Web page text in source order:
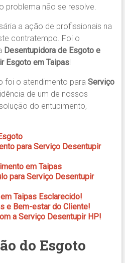
problema não se resolve.
a ação de profissionais na
contratempo. Foi o
Desentupidora de Esgoto e
Esgoto em Taipas!
foi o atendimento para Serviço
de um de nossos
do entupimento,
para Serviço Desentupir
em Taipas
para Serviço Desentupir
Taipas Esclarecido!
e Bem-estar do Cliente!
a Serviço Desentupir HP!
do Esgoto